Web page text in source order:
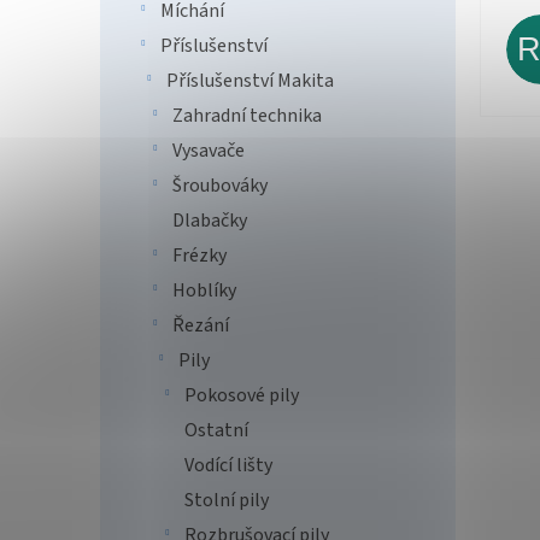
Míchání
Příslušenství
Příslušenství Makita
Zahradní technika
Vysavače
Šroubováky
Dlabačky
Frézky
Hoblíky
Řezání
Pily
Pokosové pily
Ostatní
Vodící lišty
Stolní pily